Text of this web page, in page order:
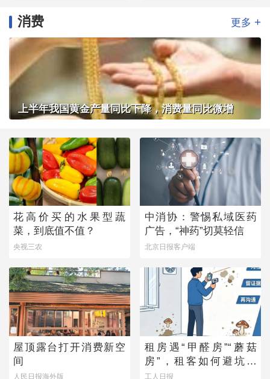
消费 更多 +
上半年我国黄金产量同比下降，消费量同比微增
花高价买的水果型蔬
菜，到底值不值？
央视三农
中消协：警惕私域医药
广告，“神药”切莫轻信
北京日报客户端
屋顶露台打开消费新空
间
人民日报海外版
租房遇“甲醛房”“蘑菇
房”，租客如何避坑维
权？
工人日报